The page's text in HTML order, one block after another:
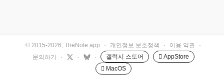
© 2015-2026, TheNote.app · 개인정보 보호정책 · 이용 약관
·
문의하기
· · · 갤럭시 스토어
 AppStore
 MacOS